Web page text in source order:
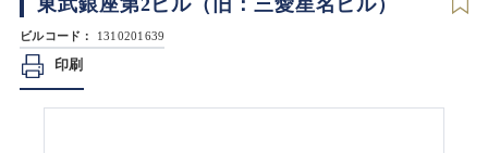
東武銀座第2ビル（旧：三愛星名ビル）
ビルコード： 1310201639
印刷